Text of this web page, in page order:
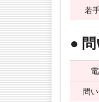
若
●
問